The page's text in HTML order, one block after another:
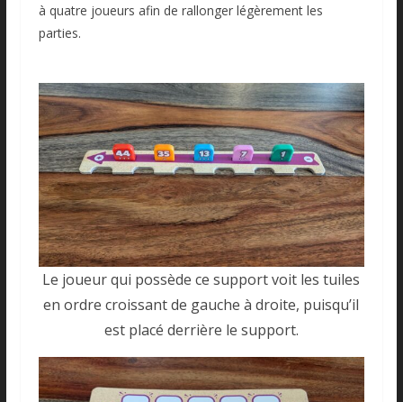
à quatre joueurs afin de rallonger légèrement les
parties.
Le joueur qui possède ce support voit les tuiles
en ordre croissant de gauche à droite, puisqu’il
est placé derrière le support.